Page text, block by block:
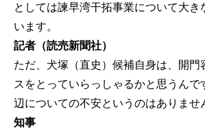
としては諫早湾干拓事業について大き
います。
記者（読売新聞社）
ただ、犬塚（直史）候補自身は、開門
スをとっていらっしゃるかと思うんで
辺についての不安というのはありませ
知事